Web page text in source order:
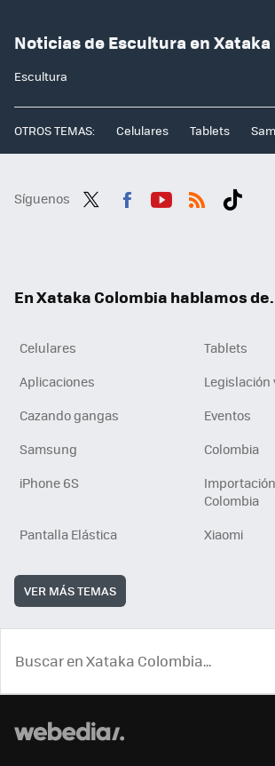
Noticias de Escultura en Xataka
Escultura
OTROS TEMAS: Celulares Tablets
Síguenos
En Xataka Colombia hablamos
Celulares
Tablets
Aplicaciones
Legislación
Cazando gangas
Eventos
Samsung
Colombia
iPhone 6S
Colombia
Pantalla Elástica
Xiaomi
VER MÁS TEMAS